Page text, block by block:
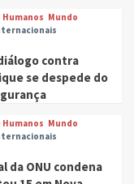
Mundo
contra
se despede do
Mundo
da ONU condena